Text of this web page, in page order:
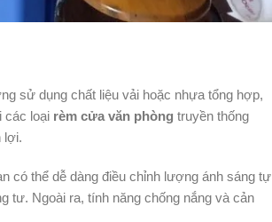
sử dụng chất liệu vải hoặc nhựa tổng hợp,
các loại rèm cửa văn phòng truyền thống
lợi.
có thể dễ dàng điều chỉnh lượng ánh sáng tự
tư. Ngoài ra, tính năng chống nắng và cản